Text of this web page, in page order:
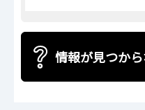
情報が見つか